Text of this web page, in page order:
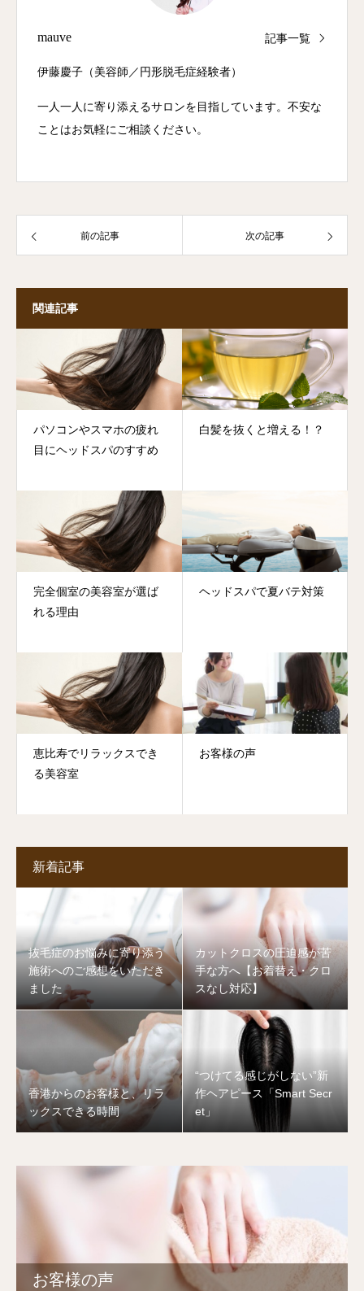
mauve 記事一覧
伊藤慶子（美容師／円形脱毛症経験者）
一人一人に寄り添えるサロンを目指しています。不安な
ことはお気軽にご相談ください。
前の記事 次の記事
関連記事
パソコンやスマホの疲れ
目にヘッドスパのすすめ
白髪を抜くと増える！？
完全個室の美容室が選ば
れる理由
ヘッドスパで夏バテ対策
恵比寿でリラックスでき
る美容室
お客様の声
新着記事
抜毛症のお悩みに寄り添う
施術へのご感想をいただき
ました
カットクロスの圧迫感が苦
手な方へ【お着替え・クロ
スなし対応】
香港からのお客様と、リラ
ックスできる時間
“つけてる感じがしない”新
作ヘアピース「Smart Secr
et」
お客様の声